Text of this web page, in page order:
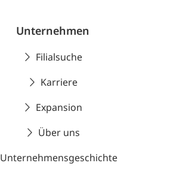
Unternehmen
Filialsuche
Karriere
Expansion
Über uns
Unternehmensgeschichte